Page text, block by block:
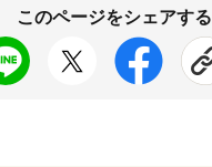
このページをシェアする